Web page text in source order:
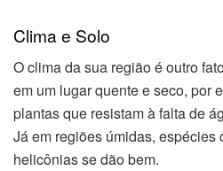
Clima e Solo
O clima da sua região é outro
em um lugar quente e seco, por
plantas que resistam à falta de
Já em regiões úmidas, espécies
helicônias se dão bem.